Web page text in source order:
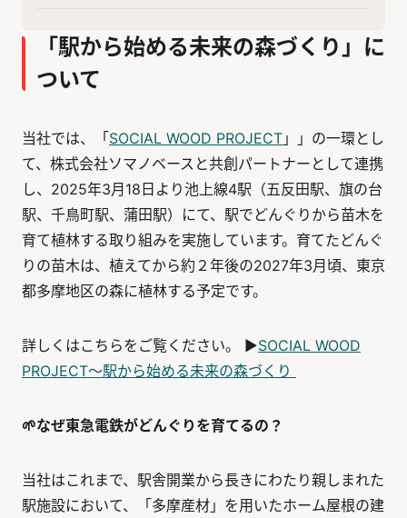
「駅から始める未来の森づくり」に
ついて
当社では、「SOCIAL WOOD PROJECT 」」の一環とし
て、株式会社ソマノベースと共創パートナーとして連携
し、2025年3月18日より池上線4駅（五反田駅、旗の台
駅、千鳥町駅、蒲田駅）にて、駅でどんぐりから苗木を
育て植林する取り組みを実施しています。育てたどんぐ
りの苗木は、植えてから約２年後の2027年3月頃、東京
都多摩地区の森に植林する予定です。
詳しくはこちらをご覧ください。 ▶SOCIAL WOOD
PROJECT～駅から始める未来の森づくり
🌱なぜ東急電鉄がどんぐりを育てるの？
当社はこれまで、駅舎開業から長きにわたり親しまれた
駅施設において、「多摩産材」を用いたホーム屋根の建